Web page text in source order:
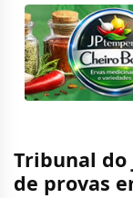
Tribunal do
de provas